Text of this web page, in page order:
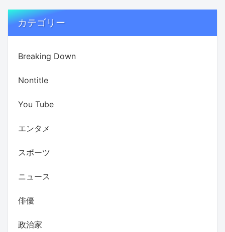
カテゴリー
Breaking Down
Nontitle
You Tube
エンタメ
スポーツ
ニュース
俳優
政治家